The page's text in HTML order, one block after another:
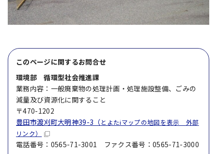
このページに関するお問合せ
環境部 循環型社会推進課
業務内容：一般廃棄物の処理計画・処理施設整備、ごみの
減量及び資源化に関すること
〒470-1202
豊田市渡刈町大明神39-3（とよたiマップの地図を表示 外部
リンク）
電話番号：0565-71-3001 ファクス番号：0565-71-3000